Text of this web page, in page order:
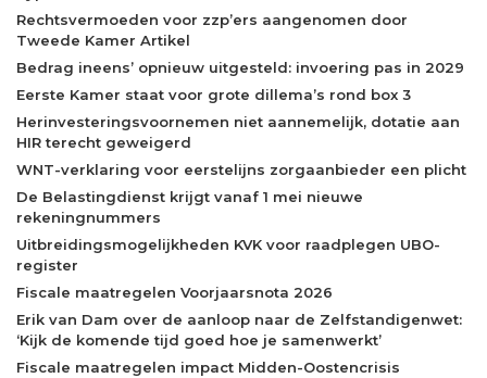
Rechtsvermoeden voor zzp’ers aangenomen door
Tweede Kamer Artikel
Bedrag ineens’ opnieuw uitgesteld: invoering pas in 2029
Eerste Kamer staat voor grote dillema’s rond box 3
Herinvesteringsvoornemen niet aannemelijk, dotatie aan
HIR terecht geweigerd
WNT-verklaring voor eerstelijns zorgaanbieder een plicht
De Belastingdienst krijgt vanaf 1 mei nieuwe
rekeningnummers
Uitbreidingsmogelijkheden KVK voor raadplegen UBO-
register
Fiscale maatregelen Voorjaarsnota 2026
Erik van Dam over de aanloop naar de Zelfstandigenwet:
‘Kijk de komende tijd goed hoe je samenwerkt’
Fiscale maatregelen impact Midden-Oostencrisis